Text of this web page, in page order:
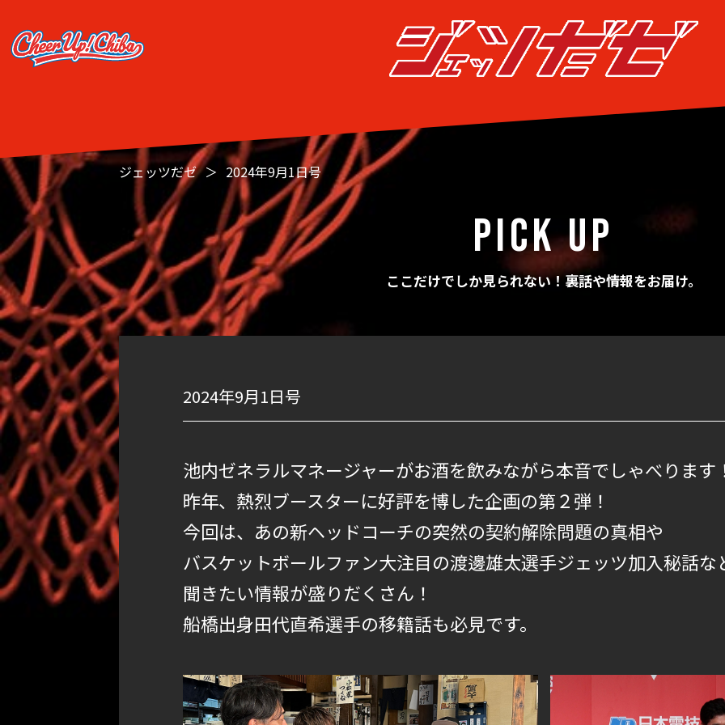
ジェッツだゼ 2024年9月1日号
PICK UP
ここだけでしか見られない！裏話や情報をお届け。
2024年9月1日号
池内ゼネラルマネージャーがお酒を飲みながら本音でしゃべります
昨年、熱烈ブースターに好評を博した企画の第２弾！
今回は、あの新ヘッドコーチの突然の契約解除問題の真相や
バスケットボールファン大注目の渡邊雄太選手ジェッツ加入秘話な
聞きたい情報が盛りだくさん！
船橋出身田代直希選手の移籍話も必見です。